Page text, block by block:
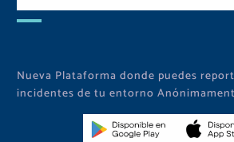
Nueva Plataforma donde puedes
incidentes de tu entorno